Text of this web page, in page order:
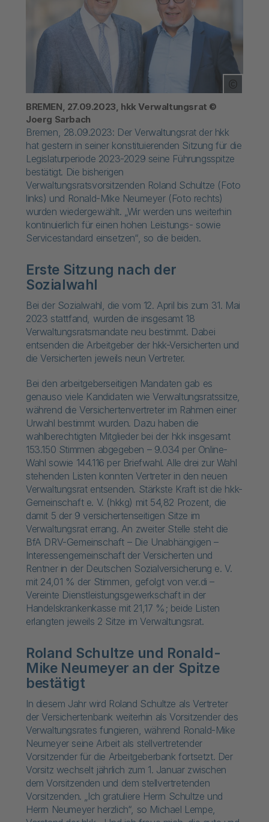
BREMEN, 27.09.2023, hkk Verwaltungsrat ©
Joerg Sarbach
Bremen, 28.09.2023: Der Verwaltungsrat der hkk
hat gestern in seiner konstituierenden Sitzung für die
Legislaturperiode 2023-2029 seine Führungsspitze
bestätigt. Die bisherigen
Verwaltungsratsvorsitzenden Roland Schultze (Foto
links) und Ronald-Mike Neumeyer (Foto rechts)
wurden wiedergewählt. „Wir werden uns weiterhin
kontinuierlich für einen hohen Leistungs- sowie
Servicestandard einsetzen“, so die beiden.
Erste Sitzung nach der
Sozialwahl
Bei der Sozialwahl, die vom 12. April bis zum 31. Mai
2023 stattfand, wurden die insgesamt 18
Verwaltungsratsmandate neu bestimmt. Dabei
entsenden die Arbeitgeber der hkk-Versicherten und
die Versicherten jeweils neun Vertreter.
Bei den arbeitgeberseitigen Mandaten gab es
genauso viele Kandidaten wie Verwaltungsratssitze,
während die Versichertenvertreter im Rahmen einer
Urwahl bestimmt wurden. Dazu haben die
wahlberechtigten Mitglieder bei der hkk insgesamt
153.150 Stimmen abgegeben – 9.034 per Online-
Wahl sowie 144.116 per Briefwahl. Alle drei zur Wahl
stehenden Listen konnten Vertreter in den neuen
Verwaltungsrat entsenden. Stärkste Kraft ist die hkk-
Gemeinschaft e. V. (hkkg) mit 54,82 Prozent, die
damit 5 der 9 versichertenseitigen Sitze im
Verwaltungsrat errang. An zweiter Stelle steht die
BfA DRV-Gemeinschaft – Die Unabhängigen –
Interessengemeinschaft der Versicherten und
Rentner in der Deutschen Sozialversicherung e. V.
mit 24,01 % der Stimmen, gefolgt von ver.di –
Vereinte Dienstleistungsgewerkschaft in der
Handelskrankenkasse mit 21,17 %; beide Listen
erlangten jeweils 2 Sitze im Verwaltungsrat.
Roland Schultze und Ronald-
Mike Neumeyer an der Spitze
bestätigt
In diesem Jahr wird Roland Schultze als Vertreter
der Versichertenbank weiterhin als Vorsitzender des
Verwaltungsrates fungieren, während Ronald-Mike
Neumeyer seine Arbeit als stellvertretender
Vorsitzender für die Arbeitgeberbank fortsetzt. Der
Vorsitz wechselt jährlich zum 1. Januar zwischen
dem Vorsitzenden und dem stellvertretenden
Vorsitzenden. „Ich gratuliere Herrn Schultze und
Herrn Neumeyer herzlich“, so Michael Lempe,